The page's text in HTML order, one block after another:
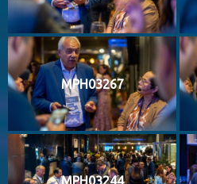
MPH03267